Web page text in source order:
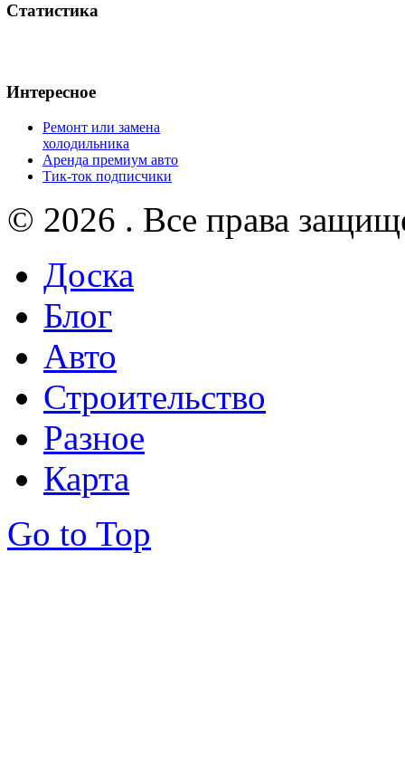
Статистика
Интересное
Ремонт или замена
холодильника
Аренда премиум авто
Тик-ток подписчики
© 2026 . Все права
Доска
Блог
Авто
Строительство
Разное
Карта
Go to Top